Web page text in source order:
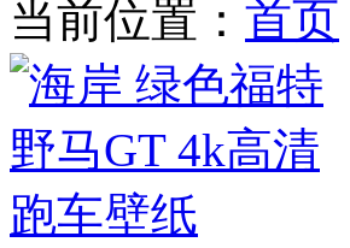
当前位置： 首页